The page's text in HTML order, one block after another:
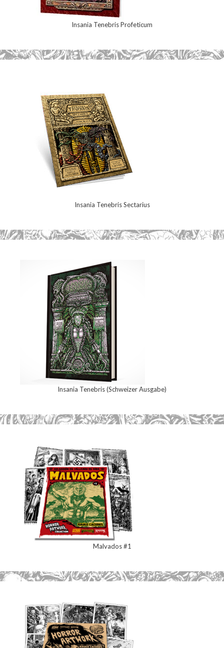
Insania Tenebris Profeticum
Insania Tenebris Sectarius
Insania Tenebris (Schweizer Ausgabe)
Malvados #1